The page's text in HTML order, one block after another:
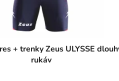
+ trenky Zeus ULYSSE
rukáv